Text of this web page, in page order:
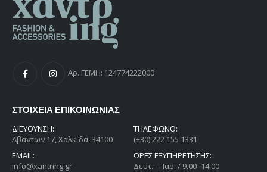
Αρ. ΓΕΜΗ: 124774222000
ΣΤΟΙΧΕΙΑ ΕΠΙΚΟΙΝΩΝΙΑΣ
ΔΙΕΎΘΥΝΣΗ:
Αβάντων 17, Χαλκίδα, 34100
ΤΗΛΕΦΩΝΟ:
(+30) 222 155 1331
EMAIL:
info@xantring.gr
ΩΡΕΣ ΕΞΥΠΗΡΕΤΗΣΗΣ:
Δευτ. - Παρ. / 9.00 -14.00